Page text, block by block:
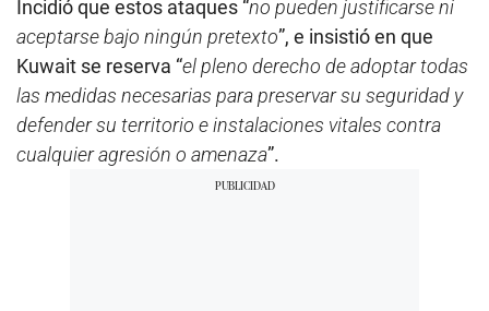
Incidió que estos ataques “no pueden justificarse ni
aceptarse bajo ningún pretexto”, e insistió en que
Kuwait se reserva “el pleno derecho de adoptar todas
las medidas necesarias para preservar su seguridad y
defender su territorio e instalaciones vitales contra
cualquier agresión o amenaza”.